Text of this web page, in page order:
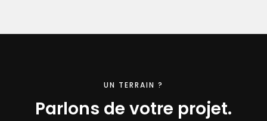
UN TERRAIN ?
Parlons de votre projet.